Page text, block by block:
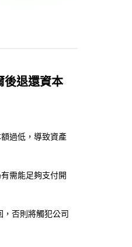
後退還資本
過低，導致資產
需能足夠支付開
否則將觸犯公司